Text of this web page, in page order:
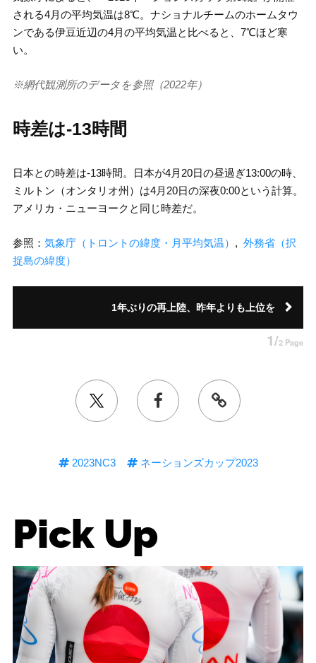
される4月の平均気温は8℃。ナショナルチームのホームタウ
ンである伊豆近辺の4月の平均気温と比べると、7℃ほど寒
い。
※網代観測所のデータを参照（2022年）
時差は-13時間
日本との時差は-13時間。日本が4月20日の昼過ぎ13:00の時、
ミルトン（オンタリオ州）は4月20日の深夜0:00という計算。
アメリカ・ニューヨークと同じ時差だ。
参照： 気象庁（トロントの緯度・月平均気温） , 外務省（択
捉島の緯度）
1年ぶりの再上陸、昨年よりも上位を
1/2 Page
2023NC3 ネーションズカップ2023
Pick Up